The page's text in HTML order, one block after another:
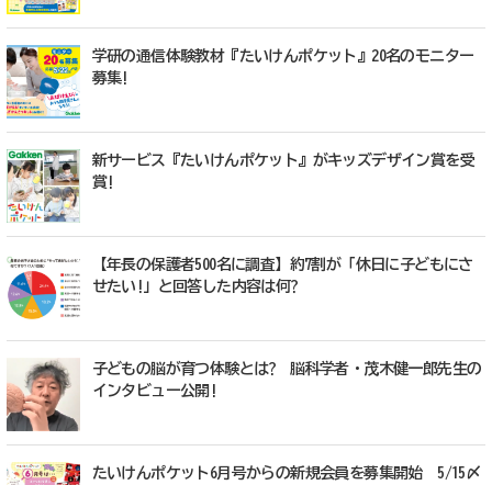
学研の通信体験教材『たいけんポケット』20名のモニター
募集!
新サービス『たいけんポケット』がキッズデザイン賞を受
賞!
【年長の保護者500名に調査】約7割が「休日に子どもにさ
せたい!」と回答した内容は何?
子どもの脳が育つ体験とは? 脳科学者・茂木健一郎先生の
インタビュー公開!
たいけんポケット6月号からの新規会員を募集開始 5/15〆